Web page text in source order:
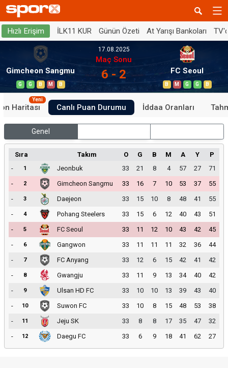
Hızlı Erişim İLK11 KUR Günün Özeti At Yarışı Bankoları
Gimcheon Sangmu
G G B M B
17.08.2025
Maç Sonu
6 - 2 FC Seoul
B M G G B
Haritası
Yeni
Canlı Puan Durumu İddaa Oranları
Genel
Sıra Takım O G B M A Y
P
-
1 Jeonbuk 33 21 8 4 57 27
71
-
2 Gimcheon Sangmu 33 16 7 10 53 37
55
-
3 Daejeon 33 15 10 8 48 41
55
-
4 Pohang Steelers 33 15 6 12 40 43
51
-
5 FC Seoul 33 11 12 10 43 42
45
-
6 Gangwon 33 11 11 11 32 36
44
-
7 FC Anyang 33 12 6 15 42 41
42
-
8 Gwangju 33 11 9 13 34 40
42
-
9 Ulsan HD FC 33 10 10 13 39 43
40
-
10 Suwon FC 33 10 8 15 48 53
38
-
11 Jeju SK 33 8 8 17 35 47
32
-
12 Daegu FC 33 6 9 18 41 62 27